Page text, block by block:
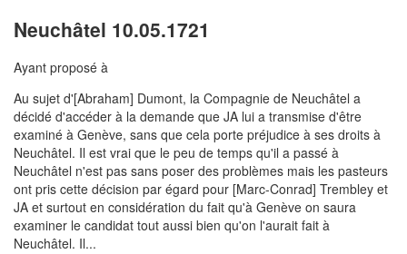
Neuchâtel 10.05.1721
Ayant proposé à
Au sujet d'[Abraham] Dumont, la Compagnie de Neuchâtel a
décidé d'accéder à la demande que JA lui a transmise d'être
examiné à Genève, sans que cela porte préjudice à ses droits à
Neuchâtel. Il est vrai que le peu de temps qu'il a passé à
Neuchâtel n'est pas sans poser des problèmes mais les pasteurs
ont pris cette décision par égard pour [Marc-Conrad] Trembley et
JA et surtout en considération du fait qu'à Genève on saura
examiner le candidat tout aussi bien qu'on l'aurait fait à
Neuchâtel. Il...